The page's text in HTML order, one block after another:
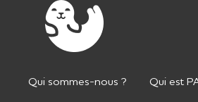
Qui sommes-nous ? Qui est